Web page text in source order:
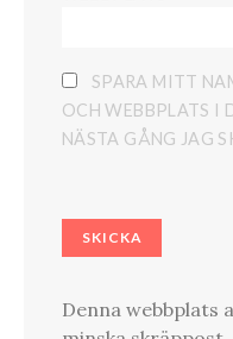
SPARA MITT
OCH WEBBPLATS I
NÄSTA GÅNG JAG
Denna webbplats